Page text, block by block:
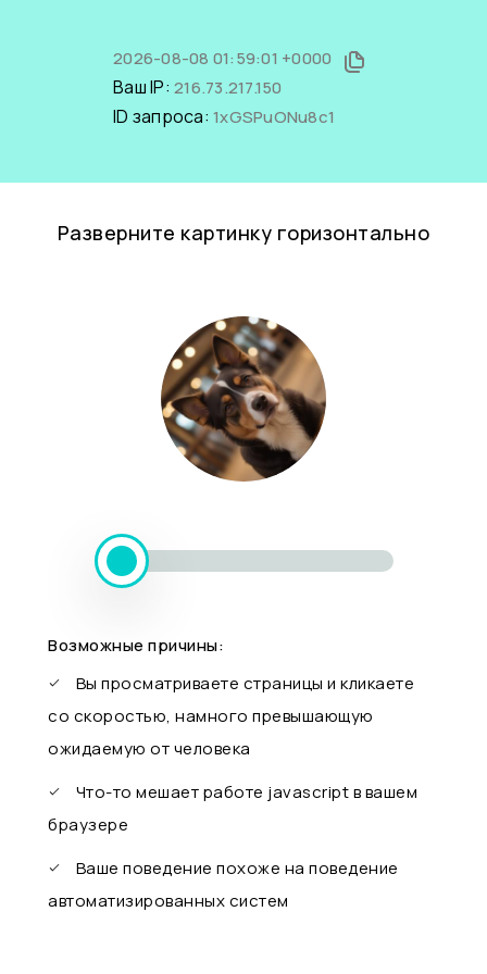
2026-08-08 01:59:01 +0000
Ваш IP: 216.73.217.150
ID запроса: 1xGSPuONu8c1
Разверните картинку горизонтально
Возможные причины:
Вы просматриваете страницы и кликаете
со скоростью, намного превышающую
ожидаемую от человека
Что-то мешает работе javascript в вашем
браузере
Ваше поведение похоже на поведение
автоматизированных систем